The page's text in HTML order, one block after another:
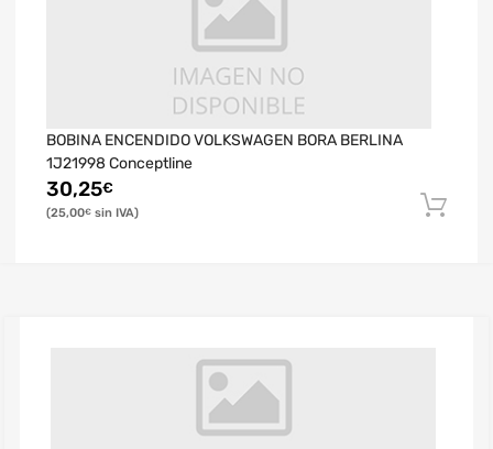
BOBINA ENCENDIDO VOLKSWAGEN BORA BERLINA
1J21998 Conceptline
30,25€
25,00€